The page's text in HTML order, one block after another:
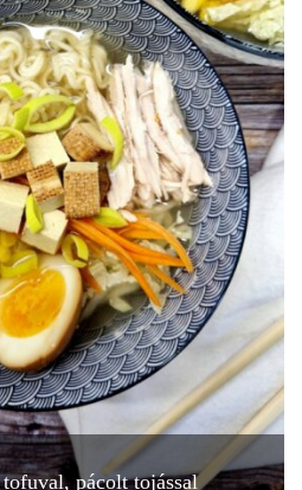
pácolt tojással